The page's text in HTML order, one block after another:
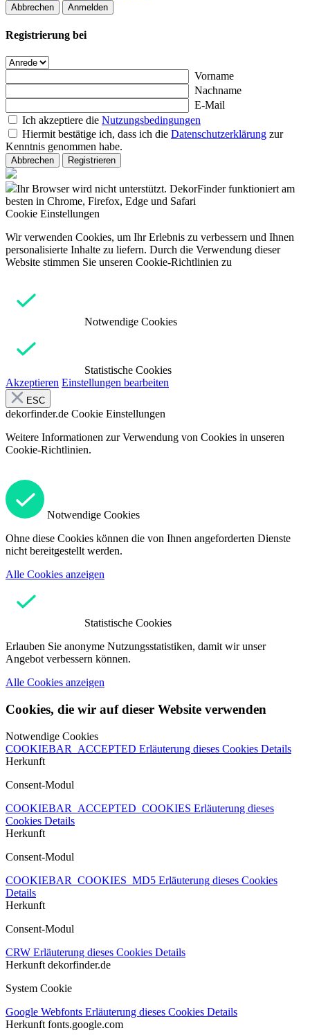
Abbrechen Anmelden
Registrierung bei
Vorname
Nachname
E-Mail
Ich akzeptiere die Nutzungsbedingungen
Hiermit bestätige ich, dass ich die Datenschutzerklärung zur
Kenntnis genommen habe.
Abbrechen Registrieren
Ihr Browser wird nicht unterstützt. DekorFinder funktioniert am
besten in Chrome, Firefox, Edge und Safari
Cookie Einstellungen
Wir verwenden Cookies, um Ihr Erlebnis zu verbessern und Ihnen
personalisierte Inhalte zu liefern. Durch die Verwendung dieser
Website stimmen Sie unseren Cookie-Richtlinien zu
Notwendige Cookies
Statistische Cookies
Akzeptieren Einstellungen bearbeiten
ESC
dekorfinder.de Cookie Einstellungen
Weitere Informationen zur Verwendung von Cookies in unseren
Cookie-Richtlinien.
Notwendige Cookies
Ohne diese Cookies können die von Ihnen angeforderten Dienste
nicht bereitgestellt werden.
Alle Cookies anzeigen
Statistische Cookies
Erlauben Sie anonyme Nutzungsstatistiken, damit wir unser
Angebot verbessern können.
Alle Cookies anzeigen
Cookies, die wir auf dieser Website verwenden
Notwendige Cookies
COOKIEBAR_ACCEPTED Erläuterung dieses Cookies Details
Herkunft
Consent-Modul
COOKIEBAR_ACCEPTED_COOKIES Erläuterung dieses
Cookies Details
Herkunft
Consent-Modul
COOKIEBAR_COOKIES_MD5 Erläuterung dieses Cookies
Details
Herkunft
Consent-Modul
CRW Erläuterung dieses Cookies Details
Herkunft dekorfinder.de
System Cookie
Google Webfonts Erläuterung dieses Cookies Details
Herkunft fonts.google.com